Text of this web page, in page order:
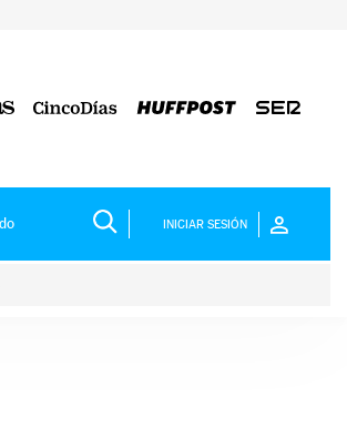
INICIAR SESIÓN